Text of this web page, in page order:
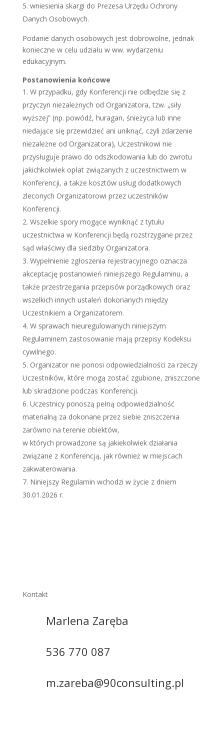
wniesienia skargi do Prezesa Urzędu Ochrony
Danych Osobowych.
Podanie danych osobowych jest dobrowolne, jednak
konieczne w celu udziału w ww. wydarzeniu
edukacyjnym.
Postanowienia końcowe
W przypadku, gdy Konferencji nie odbędzie się z
przyczyn niezależnych od Organizatora, tzw. „siły
wyższej” (np. powódź, huragan, śnieżyca lub inne
niedające się przewidzieć ani uniknąć, czyli zdarzenie
niezależne od Organizatora), Uczestnikowi nie
przysługuje prawo do odszkodowania lub do zwrotu
jakichkolwiek opłat związanych z uczestnictwem w
Konferencji, a także kosztów usług dodatkowych
zleconych Organizatorowi przez uczestników
Konferencji.
Wszelkie spory mogące wyniknąć z tytułu
uczestnictwa w Konferencji będą rozstrzygane przez
sąd właściwy dla siedziby Organizatora.
Wypełnienie zgłoszenia rejestracyjnego oznacza
akceptację postanowień niniejszego Regulaminu, a
także przestrzegania przepisów porządkowych oraz
wszelkich innych ustaleń dokonanych między
Uczestnikiem a Organizatorem.
W sprawach nieuregulowanych niniejszym
Regulaminem zastosowanie mają przepisy Kodeksu
cywilnego.
Organizator nie ponosi odpowiedzialności za rzeczy
Uczestników, które mogą zostać zgubione, zniszczone
lub skradzione podczas Konferencji.
Uczestnicy ponoszą pełną odpowiedzialność
materialną za dokonane przez siebie zniszczenia
zarówno na terenie obiektów,
w których prowadzone są jakiekolwiek działania
związane z Konferencją, jak również w miejscach
zakwaterowania.
Niniejszy Regulamin wchodzi w życie z dniem
30.01.2026 r.
Kontakt
Marlena Zaręba
536 770 087
m.zareba@90consulting.pl